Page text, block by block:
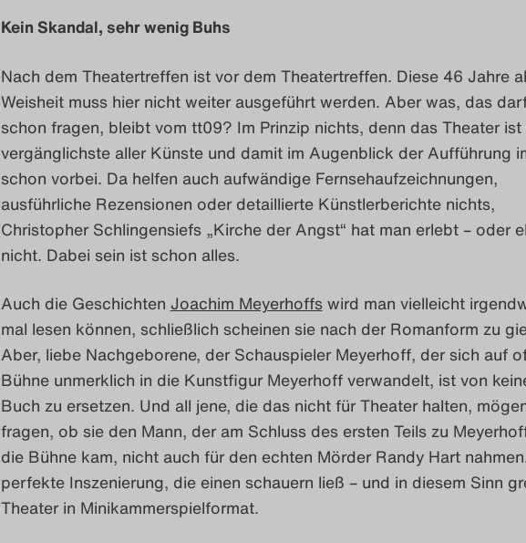
Kein Skandal, sehr wenig Buhs
Nach dem Theatertreffen ist vor dem Theatertreffen. Diese 46 Jahre
Weisheit muss hier nicht weiter ausgeführt werden. Aber was, das
schon fragen, bleibt vom tt09? Im Prinzip nichts, denn das Theater ist
vergänglichste aller Künste und damit im Augenblick der Aufführung
schon vorbei. Da helfen auch aufwändige Fernsehaufzeichnungen,
ausführliche Rezensionen oder detaillierte Künstlerberichte nichts,
Christopher Schlingensiefs „Kirche der Angst“ hat man erlebt – oder
nicht. Dabei sein ist schon alles.
Auch die Geschichten Joachim Meyerhoffswird man vielleicht
mal lesen können, schließlich scheinen sie nach der Romanform zu
Aber, liebe Nachgeborene, der Schauspieler Meyerhoff, der sich auf
Bühne unmerklich in die Kunstfigur Meyerhoff verwandelt, ist von
Buch zu ersetzen. Und all jene, die das nicht für Theater halten,
fragen, ob sie den Mann, der am Schluss des ersten Teils zu
die Bühne kam, nicht auch für den echten Mörder Randy Hart
perfekte Inszenierung, die einen schauern ließ – und in diesem Sinn
Theater in Minikammerspielformat.